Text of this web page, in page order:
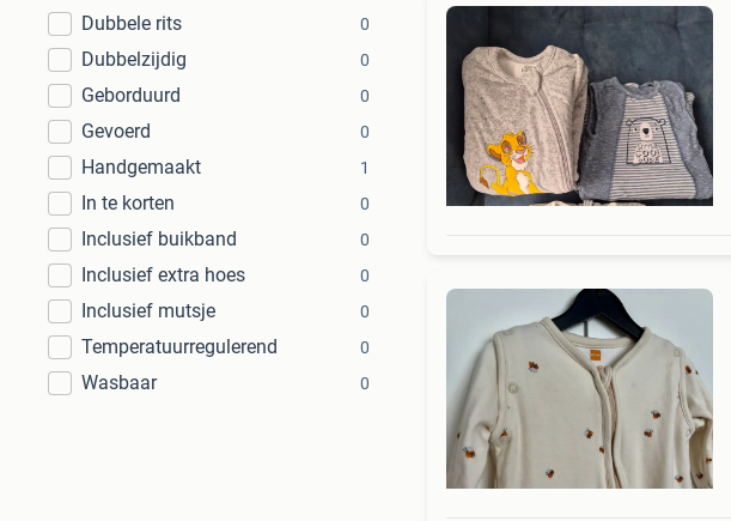
Dubbele rits 0
Dubbelzijdig 0
Geborduurd 0
Gevoerd 0
Handgemaakt 1
In te korten 0
Inclusief buikband 0
Inclusief extra hoes 0
Inclusief mutsje 0
Temperatuurregulerend 0
Wasbaar 0